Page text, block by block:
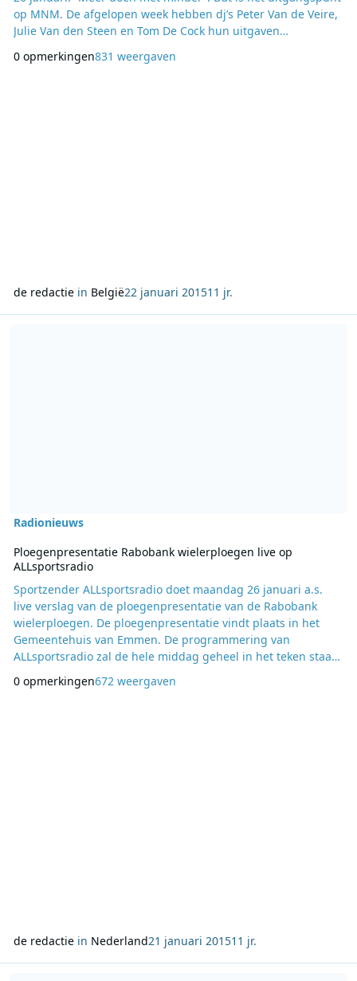
op MNM. De afgelopen week hebben dj’s Peter Van de Veire,
Julie Van den Steen en Tom De Cock hun uitgaven
budgetcoach die kosten tegen het licht. Hoe kunnen ze het
0 opmerkingen831 weergaven
de redactiein België22 januari 201511 jr.
Radionieuws
Ploegenpresentatie Rabobank wielerploegen live op
ALLsportsradio
Sportzender ALLsportsradio doet maandag 26 januari a.s.
live verslag van de ploegenpresentatie van de Rabobank
wielerploegen. De ploegenpresentatie vindt plaats in het
Gemeentehuis van Emmen. De programmering van
ALLsportsradio zal de hele middag geheel in het teken staan
in het dagelijkse sportprogramma ‘ALLsportsradio LIVE!’ live
0 opmerkingen672 weergaven
de redactiein Nederland21 januari 201511 jr.